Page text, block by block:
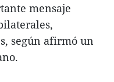
mensaje
según afirmó un